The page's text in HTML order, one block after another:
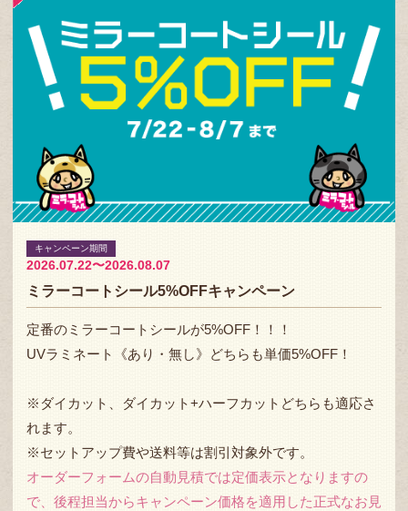
キャンペーン期間
2026.07.22〜2026.08.07
ミラーコートシール5%OFFキャンペーン
定番のミラーコートシールが5%OFF！！！
UVラミネート《あり・無し》どちらも単価5%OFF！
※ダイカット、ダイカット+ハーフカットどちらも適応さ
れます。
※セットアップ費や送料等は割引対象外です。
オーダーフォームの自動見積では定価表示となりますの
で、後程担当からキャンペーン価格を適用した正式なお見